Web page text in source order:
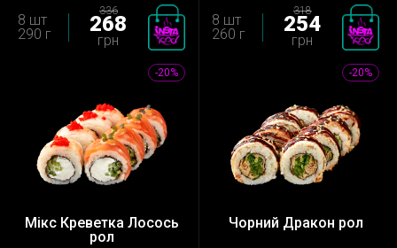
8 шт
290 г
336
268
грн
з...
8 шт
260 г
318
254
грн
-20%
Мікс Креветка Лосось
рол
-20%
Чорний Дракон рол